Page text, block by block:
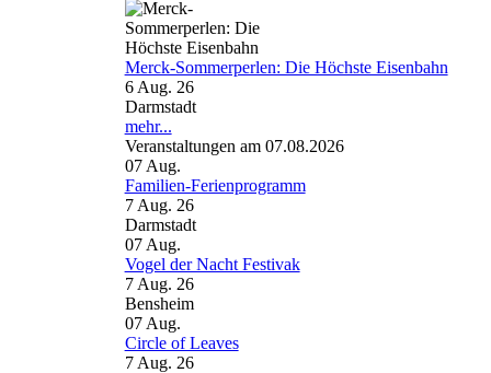
Merck-Sommerperlen: Die Höchste Eisenbahn
6 Aug. 26
Darmstadt
mehr...
Veranstaltungen am 07.08.2026
07 Aug.
Familien-Ferienprogramm
7 Aug. 26
Darmstadt
07 Aug.
Vogel der Nacht Festivak
7 Aug. 26
Bensheim
07 Aug.
Circle of Leaves
7 Aug. 26